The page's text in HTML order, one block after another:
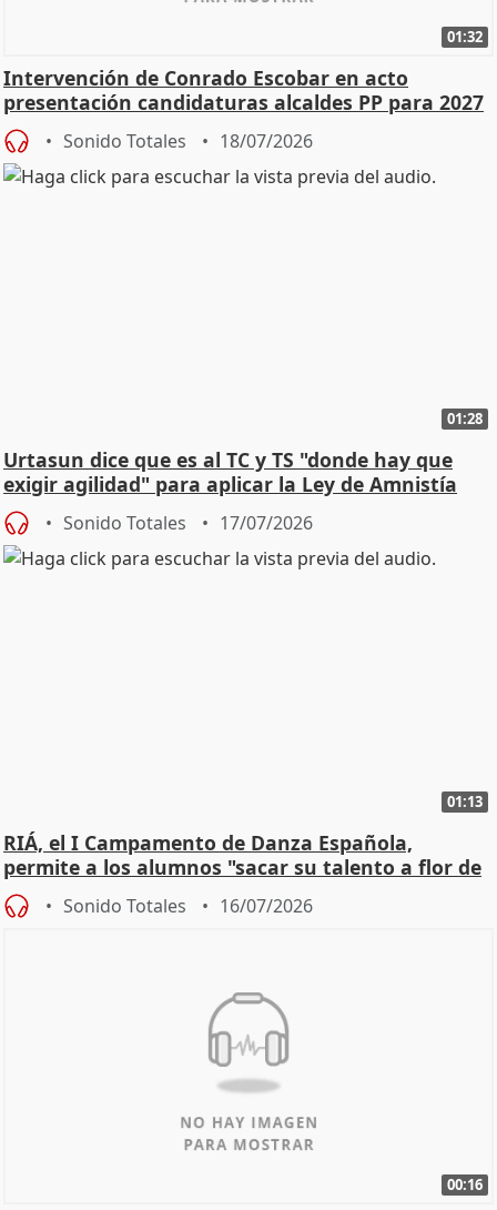
01:32
Intervención de Conrado Escobar en acto
presentación candidaturas alcaldes PP para 2027
Sonido Totales 18/07/2026
01:28
Urtasun dice que es al TC y TS "donde hay que
exigir agilidad" para aplicar la Ley de Amnistía
Sonido Totales 17/07/2026
01:13
RIÁ, el I Campamento de Danza Española,
permite a los alumnos "sacar su talento a flor de
piel"
Sonido Totales 16/07/2026
00:16